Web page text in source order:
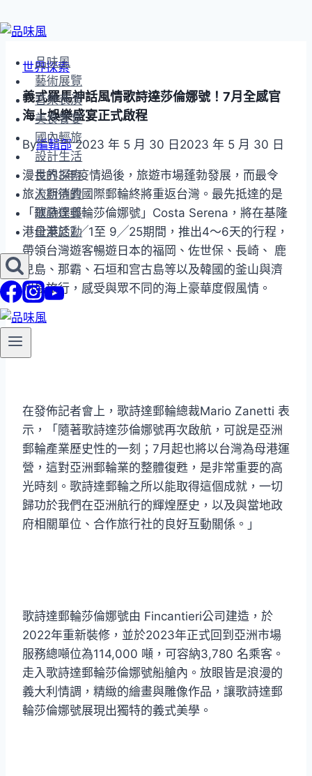
Skip
content品味風
藝術展覽
音樂表演
美食饗宴
國內輕旅
設計生活
世界探索
流行消費
運動保養
企業活動
世界探索
義式羅馬神話風情歌詩達莎倫娜號！7月全感官
海上娛樂盛宴正式啟程
By編輯部 2023 年 5 月 30 日 2023 年 5 月 30 日
漫長的3年疫情過後，旅遊市場蓬勃發展，而最令
旅人期待的國際郵輪終將重返台灣。最先抵達的是
「歌詩達郵輪莎倫娜號」Costa Serena，將在基隆
港母港於7╱1至 9╱25期間，推出4～6天的行程，
帶領台灣遊客暢遊日本的福岡、佐世保、長崎、 鹿
兒島、那霸、石垣和宫古島等以及韓國的釜山與濟
州島旅行，感受與眾不同的海上豪華度假風情。
在發佈記者會上，歌詩達郵輪總裁Mario Zanetti 表
示，「隨著歌詩達莎倫娜號再次啟航，可說是亞洲
郵輪產業歷史性的一刻；7月起也將以台灣為母港運
營，這對亞洲郵輪業的整體復甦，是非常重要的高
光時刻。歌詩達郵輪之所以能取得這個成就，一切
歸功於我們在亞洲航行的輝煌歷史，以及與當地政
府相關單位、合作旅行社的良好互動關係。」
歌詩達郵輪莎倫娜號由 Fincantieri公司建造，於
2022年重新裝修，並於2023年正式回到亞洲市場
服務總噸位為114,000 噸，可容納3,780 名乘客。
走入歌詩達郵輪莎倫娜號船艙內。放眼皆是浪漫的
義大利情調，精緻的繪畫與雕像作品，讓歌詩達郵
輪莎倫娜號展現出獨特的義式美學。